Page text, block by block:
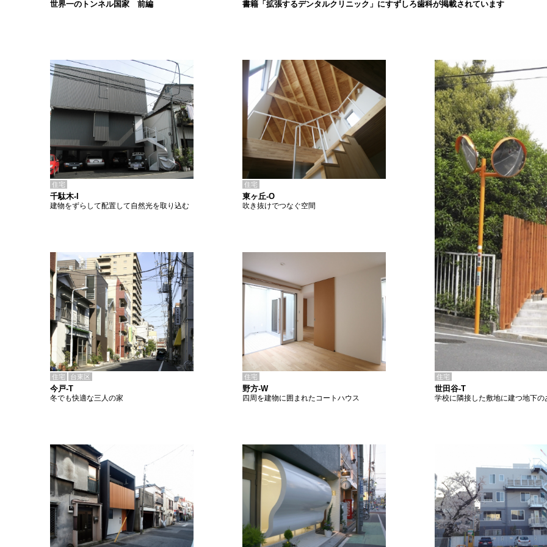
書籍「拡張するデンタルクリニック」にすずしろ歯科が掲載されています
世界一のトンネル国家 前編
住宅
千駄木-I
建物をずらして配置して自然光を取り込む
住宅
東ヶ丘-O
吹き抜けでつなぐ空間
住宅 台東区
今戸-T
冬でも快適な三人の家
住宅
野方-W
四周を建物に囲まれたコートハウス
住宅
世田谷-T
学校に隣接した敷地に建つ地下の